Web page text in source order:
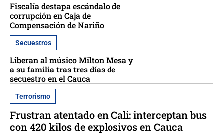
Fiscalía destapa escándalo de
corrupción en Caja de
Compensación de Nariño
Secuestros
Liberan al músico Milton Mesa y
a su familia tras tres días de
secuestro en el Cauca
Terrorismo
Frustran atentado en Cali: interceptan bus
con 420 kilos de explosivos en Cauca